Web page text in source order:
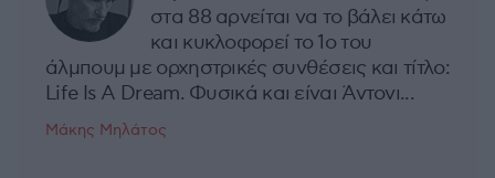
στα 88 αρνείται να το βάλει κάτω
και κυκλοφορεί το 1ο του
άλμπουμ με ορχηστρικές συνθέσεις και τίτλο:
Life Is A Dream. Φυσικά και είναι Άντονι...
Μάκης Μηλάτος